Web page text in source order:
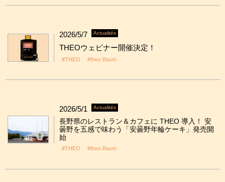
2026/5/7 Actualités
THEOウェビナー開催決定！
#THEO #theo Baum
2026/5/1 Actualités
長野県のレストラン＆カフェに THEO 導入！ 安
曇野を五感で味わう「安曇野年輪ケーキ」発売開
始
#THEO #theo Baum